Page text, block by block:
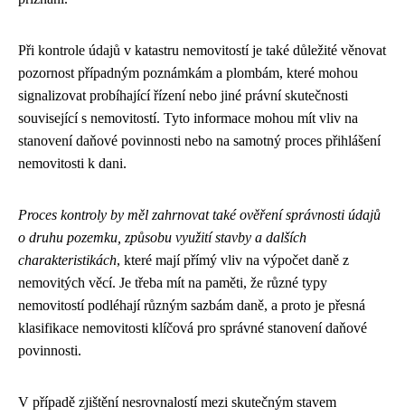
Při kontrole údajů v katastru nemovitostí je také důležité věnovat
pozornost případným poznámkám a plombám, které mohou
signalizovat probíhající řízení nebo jiné právní skutečnosti
související s nemovitostí. Tyto informace mohou mít vliv na
stanovení daňové povinnosti nebo na samotný proces přihlášení
nemovitosti k dani.
Proces kontroly by měl zahrnovat také ověření správnosti údajů
o druhu pozemku, způsobu využití stavby a dalších
charakteristikách, které mají přímý vliv na výpočet daně z
nemovitých věcí. Je třeba mít na paměti, že různé typy
nemovitostí podléhají různým sazbám daně, a proto je přesná
klasifikace nemovitosti klíčová pro správné stanovení daňové
povinnosti.
V případě zjištění nesrovnalostí mezi skutečným stavem